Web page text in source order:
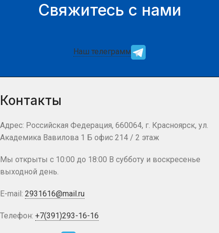
Свяжитесь с нами
Наш телеграмм
Контакты
Адрес: Российская Федерация, 660064, г. Красноярск, ул.
Академика Вавилова 1 Б офис 214 / 2 этаж
Мы открыты с 10:00 до 18:00 В субботу и воскресенье
выходной день.
E-mail: 2931616@mail.ru
Телефон: +7(391)293-16-16